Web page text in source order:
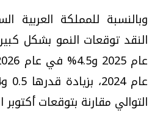
وبالنسبة للمملكة العربية
التوالي مقارنة بتوقعات